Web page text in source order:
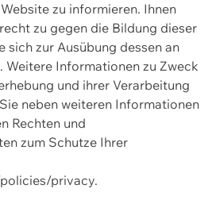
zu informieren. Ihnen
zu gegen die Bildung dieser
sich zur Ausübung dessen an
Weitere Informationen zu Zweck
und ihrer Verarbeitung
neben weiteren Informationen
Rechten und
zum Schutze Ihrer
privacy.